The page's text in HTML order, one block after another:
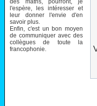
des maths, pourront, je
l'espère, les intéresser et
leur donner l'envie d'en
savoir plus.
Enfin, c'est un bon moyen
de communiquer avec des
collègues de toute la
francophonie.